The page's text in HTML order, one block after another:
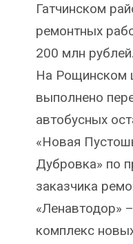
Гатчинском
ремонтных
200 млн рублей.
На Рощинском
выполнено
автобусных
«Новая
Дубровка» по
заказчика
«Ленавтодор»
комплекс